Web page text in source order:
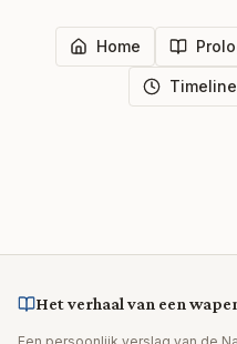
Home
Timeline
Het verhaal van een